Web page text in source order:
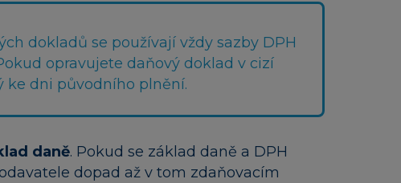
dokladů se používají vždy sazby DPH
opravujete daňový doklad v cizí
ke dni původního plnění.
daně. Pokud se základ daně a DPH
dopad až v tom zdaňovacím